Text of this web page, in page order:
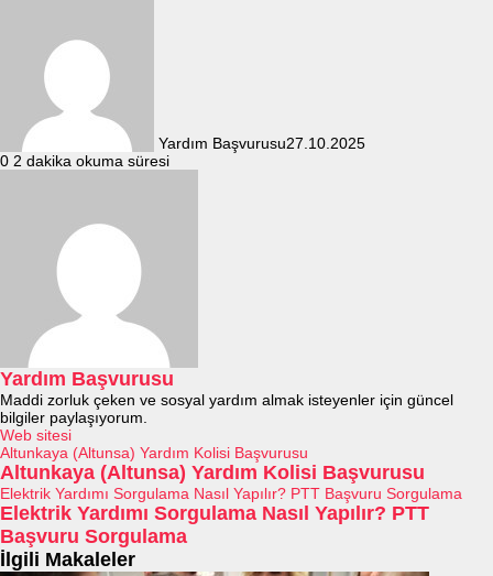
Yardım Başvurusu27.10.2025
0 2 dakika okuma süresi
Yardım Başvurusu
Maddi zorluk çeken ve sosyal yardım almak isteyenler için güncel
bilgiler paylaşıyorum.
Web sitesi
Altunkaya (Altunsa) Yardım Kolisi Başvurusu
Altunkaya (Altunsa) Yardım Kolisi Başvurusu
Elektrik Yardımı Sorgulama Nasıl Yapılır? PTT Başvuru Sorgulama
Elektrik Yardımı Sorgulama Nasıl Yapılır? PTT
Başvuru Sorgulama
İlgili Makaleler